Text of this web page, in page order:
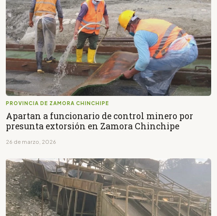
PROVINCIA DE ZAMORA CHINCHIPE
Apartan a funcionario de control minero por
presunta extorsión en Zamora Chinchipe
26 de marzo, 2026